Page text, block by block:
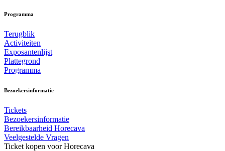
Programma
Terugblik
Activiteiten
Exposantenlijst
Plattegrond
Programma
Bezoekersinformatie
Tickets
Bezoekersinformatie
Bereikbaarheid Horecava
Veelgestelde Vragen
Ticket kopen voor Horecava